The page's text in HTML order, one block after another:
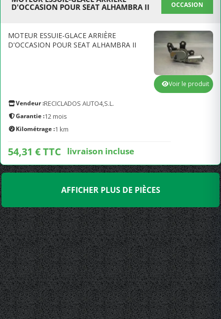
D'OCCASION POUR SEAT ALHAMBRA II
OCCASION
MOTEUR ESSUIE-GLACE ARRIÈRE
D'OCCASION POUR SEAT ALHAMBRA II
Vendeur :RECICLADOS AUTO4,S.L.
Garantie :12 mois
Kilométrage :1 km
54,31 € TTC livraison incluse
Voir le produit
AFFICHER PLUS DE PIÈCES